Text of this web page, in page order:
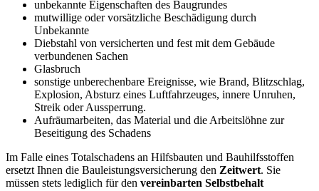
unbekannte Eigenschaften des Baugrundes
mutwillige oder vorsätzliche Beschädigung durch
Unbekannte
Diebstahl von versicherten und fest mit dem Gebäude
verbundenen Sachen
Glasbruch
sonstige unberechenbare Ereignisse, wie Brand, Blitzschlag,
Explosion, Absturz eines Luftfahrzeuges, innere Unruhen,
Streik oder Aussperrung.
Aufräumarbeiten, das Material und die Arbeitslöhne zur
Beseitigung des Schadens
Im Falle eines Totalschadens an Hilfsbauten und Bauhilfsstoffen
ersetzt Ihnen die Bauleistungsversicherung den Zeitwert. Sie
müssen stets lediglich für den vereinbarten Selbstbehalt